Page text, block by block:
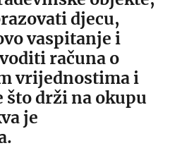
djecu,
vaspitanje i
računa o
vrijednostima i
što drži na okupu
je